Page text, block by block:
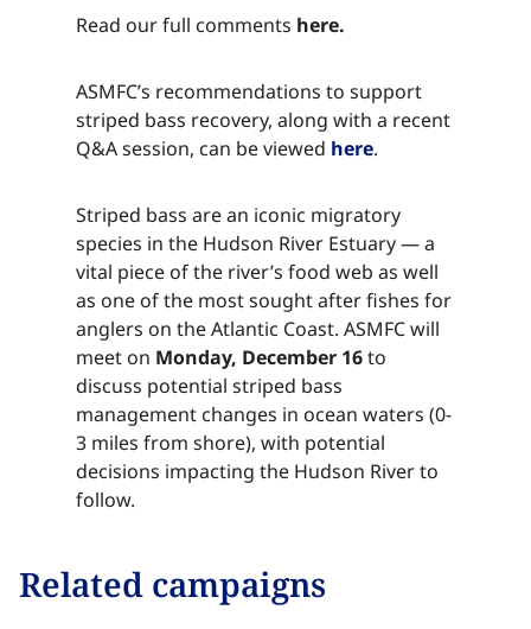
Read our full comments ​​​​‌ ‍ ​‍​‍‌‍ ‌ ​‍‌‍‍‌‌‍‌ ‌‍‍‌‌‍ ‍​‍​‍​ ‍‍​‍​‍‌ ​ ‌‍​‌‌‍ ‍‌‍‍‌‌ ‌​‌ ‍‌​‍ ‍‌‍‍‌‌‍ ​‍​‍​‍ ​​‍​‍‌‍‍​‌ ​‍‌‍‌‌‌‍‌‍​‍​‍​ ‍‍​‍​‍‌‍‍​‌ ‌​‌ ‌​‌ ​​‌ ​ ​ ‍‍​‍ ​‍ ‌‍​ ‌‍ ‌‌ ​ ​‍ ‍‌‍ ‌‌‍​‌‌‍‍‌‌‍ ‍​‍ ‍​ ​‍​ ​​​ ​‍​ ‌​‌ ​‍‌‍‌‌‌‍‌​‌‍‌‌‌ ​ ‌‍‍‌‌‍‌ ‌‍ ‍​‍ ‍‌ ​‍‌‍‍‌‌ ‌‍‌‍‌‌‌ ​‍‌‍‍ ‌‍‌‌‌‍‌‌‌ ​​‌‍‌‌‌ ​‍​‍ ‍‌‍ ‌ ​‍‌‍‌ ​‍ ‌‍‍‌‌‍ ‍‌ ‌​‌‍‌‌‌‍ ‍‌ ‌​​‍ ‌‍‌‌‌‍‌​‌‍‍‌‌ ‌​​‍ ‌‍ ‌‌‍ ‌‍‌​‌‍‌‌​ ‌‌ ​​‌ ​‍‌‍‌‌‌ ​ ‌‍‌‌‌‍ ‍‌ ‌​‌‍​‌‌ ‌​‌‍‍‌‌‍ ‌‍ ‍​ ‍ ‌‍‍‌‌‍‌​​ ‌​ ‍​‌‍‌‍​ ‌‌‌‍‌​​ ​‍​ ​‌​ ​‍‌‍‌‍​‍ ‌​ ​​‌‍​‍​ ‍‌​ ​​​‍ ‌​ ‌​‌‍​ ‌‍‌‍​ ‍​​‍ ‌‌‍​‌‌‍‌‍​ ​​​ ​‍​‍ ‌​ ‌​‌‍‌​​ ‌ ​ ​‌‌‍​ ‌‍​ ‌‍​ ​ ​‌‌‍‌‌​ ‍‌​ ‌ ‌‍​‌​ ‍ ‌ ‌​‌ ‍‌‌ ​​‌‍‌‌​ ‌‌‍​‌‌ ​‍‌ ‌​‌‍‍‌‌‍​ ‌‍ ​‌‍‌‌​ ‍ ‌ ​​‌‍​‌‌ ‌​‌‍‍​​ ‌‌‍​ ‌‍ ‌‍ ‍‌ ‌​‌‍‌‌‌‍ ‍‌ ‌​​‍‌‌​ ‌‌‌​​‍‌‌ ‌‍‍ ‌‍‌‌‌ ‍‌​‍‌‌​ ​ ‌​‌​​‍‌‌​ ​ ‌​‌​​‍‌‌​ ​‍​ ​‍​ ​‍​ ‌‍‌‍‌‍​ ​‍​ ​‍​ ‍‌​ ​​​ ‍‌​ ‌​​ ‌‍​ ​‍​ ‌ ​‍‌‌​ ​‍​ ​‍​‍‌‌​ ‌‌‌​‌​​‍ ‍‌‍​ ‌‍‍​‌‍‍‌‌‍ ​‌‍‌​‌ ​‍‌‍‌‌‌‍ ‍​‍‌‌​ ‌‌‌​​‍‌‌ ‌‍‍ ‌‍‌‌‌ ‍‌​‍‌‌​ ​ ‌​‌​​‍‌‌​ ​ ‌​‌​​‍‌‌​ ​‍​ ​‍​ ​‍​ ​​‌‍​‍‌‍​‌​ ‍​​ ‌‌​ ​ ​ ​‍​ ‌‍​ ​​​ ​‌‌‍​‍​ ​​​‍‌‌​ ​‍​ ​‍​‍‌‌​ ‌‌‌​‌​​‍ ‍‌ ‌​‌‍‌‌‌ ‍​‌ ‌​​ ‌‍​‍‌‍​‌‌ ​ ‌‍‌‌‌‌‌‌‌ ​‍‌‍ ​​ ‌‌‍‍​‌ ‌​‌ ‌​‌ ​​‌ ​ ​‍‌‌​ ​ ‌​​‌​‍‌‌​ ​‍‌​‌‍​‍‌‌​ ​‍‌​‌‍‌‍​ ‌‍ ‌‌ ​ ​‍ ‍‌‍ ‌‌‍​‌‌‍‍‌‌‍ ‍​‍ ‍​ ​‍​ ​​​ ​‍​ ‌​‌ ​‍‌‍‌‌‌‍‌​‌‍‌‌‌ ​ ‌‍‍‌‌‍‌ ‌‍ ‍​‍ ‍‌ ​‍‌‍‍‌‌ ‌‍‌‍‌‌‌ ​‍‌‍‍ ‌‍‌‌‌‍‌‌‌ ​​‌‍‌‌‌ ​‍​‍ ‍‌‍ ‌ ​‍‌‍‌ ​‍‌‍‌‍‍‌‌‍‌​​ ‌​ ‍​‌‍‌‍​ ‌‌‌‍‌​​ ​‍​ ​‌​ ​‍‌‍‌‍​‍ ‌​ ​​‌‍​‍​ ‍‌​ ​​​‍ ‌​ ‌​‌‍​ ‌‍‌‍​ ‍​​‍ ‌‌‍​‌‌‍‌‍​ ​​​ ​‍​‍ ‌​ ‌​‌‍‌​​ ‌ ​ ​‌‌‍​ ‌‍​ ‌‍​ ​ ​‌‌‍‌‌​ ‍‌​ ‌ ‌‍​‌​‍‌‍‌ ‌​‌ ‍‌‌ ​​‌‍‌‌​ ‌‌‍​‌‌ ​‍‌ ‌​‌‍‍‌‌‍​ ‌‍ ​‌‍‌‌​‍‌‍‌ ​​‌‍​‌‌ ‌​‌‍‍​​ ‌‌‍​ ‌‍ ‌‍ ‍‌ ‌​‌‍‌‌‌‍ ‍‌ ‌​​‍‌‌​ ‌‌‌​​‍‌‌ ‌‍‍ ‌‍‌‌‌ ‍‌​‍‌‌​ ​ ‌​‌​​‍‌‌​ ​ ‌​‌​​‍‌‌​ ​‍​ ​‍​ ​‍​ ‌‍‌‍‌‍​ ​‍​ ​‍​ ‍‌​ ​​​ ‍‌​ ‌​​ ‌‍​ ​‍​ ‌ ​‍‌‌​ ​‍​ ​‍​‍‌‌​ ‌‌‌​‌​​‍ ‍‌‍​ ‌‍‍​‌‍‍‌‌‍ ​‌‍‌​‌ ​‍‌‍‌‌‌‍ ‍​‍‌‌​ ‌‌‌​​‍‌‌ ‌‍‍ ‌‍‌‌‌ ‍‌​‍‌‌​ ​ ‌​‌​​‍‌‌​ ​ ‌​‌​​‍‌‌​ ​‍​ ​‍​ ​‍​ ​​‌‍​‍‌‍​‌​ ‍​​ ‌‌​ ​ ​ ​‍​ ‌‍​ ​​​ ​‌‌‍​‍​ ​​​‍‌‌​ ​‍​ ​‍​‍‌‌​ ‌‌‌​‌​​‍ ‍‌ ‌​‌‍‌‌‌ ‍​‌ ‌​​‍‌‍‌ ​​‌‍‌‌‌ ​‍‌ ​ ‌ ​​‌‍‌‌‌‍​ ‌ ‌​‌‍‍‌‌ ‌‍‌‍‌‌​ ‌‌ ​​‌ ‌‌‌‍​‍‌‍ ​‌‍‍‌‌ ​ ‌‍‍​‌‍‌‌‌‍‌​​‍​‍‌ ‌ here.​​​​‌ ‍ ​‍​‍‌‍ ‌ ​‍‌‍‍‌‌‍‌ ‌‍‍‌‌‍ ‍​‍​‍​ ‍‍​‍​‍‌ ​ ‌‍​‌‌‍ ‍‌‍‍‌‌ ‌​‌ ‍‌​‍ ‍‌‍‍‌‌‍ ​‍​‍​‍ ​​‍​‍‌‍‍​‌ ​‍‌‍‌‌‌‍‌‍​‍​‍​ ‍‍​‍​‍‌‍‍​‌ ‌​‌ ‌​‌ ​​‌ ​ ​ ‍‍​‍ ​‍ ‌‍​ ‌‍ ‌‌ ​ ​‍ ‍‌‍ ‌‌‍​‌‌‍‍‌‌‍ ‍​‍ ‍​ ​‍​ ​​​ ​‍​ ‌​‌ ​‍‌‍‌‌‌‍‌​‌‍‌‌‌ ​ ‌‍‍‌‌‍‌ ‌‍ ‍​‍ ‍‌ ​‍‌‍‍‌‌ ‌‍‌‍‌‌‌ ​‍‌‍‍ ‌‍‌‌‌‍‌‌‌ ​​‌‍‌‌‌ ​‍​‍ ‍‌‍ ‌ ​‍‌‍‌ ​‍ ‌‍‍‌‌‍ ‍‌ ‌​‌‍‌‌‌‍ ‍‌ ‌​​‍ ‌‍‌‌‌‍‌​‌‍‍‌‌ ‌​​‍ ‌‍ ‌‌‍ ‌‍‌​‌‍‌‌​ ‌‌ ​​‌ ​‍‌‍‌‌‌ ​ ‌‍‌‌‌‍ ‍‌ ‌​‌‍​‌‌ ‌​‌‍‍‌‌‍ ‌‍ ‍​ ‍ ‌‍‍‌‌‍‌​​ ‌​ ‍​‌‍‌‍​ ‌‌‌‍‌​​ ​‍​ ​‌​ ​‍‌‍‌‍​‍ ‌​ ​​‌‍​‍​ ‍‌​ ​​​‍ ‌​ ‌​‌‍​ ‌‍‌‍​ ‍​​‍ ‌‌‍​‌‌‍‌‍​ ​​​ ​‍​‍ ‌​ ‌​‌‍‌​​ ‌ ​ ​‌‌‍​ ‌‍​ ‌‍​ ​ ​‌‌‍‌‌​ ‍‌​ ‌ ‌‍​‌​ ‍ ‌ ‌​‌ ‍‌‌ ​​‌‍‌‌​ ‌‌‍​‌‌ ​‍‌ ‌​‌‍‍‌‌‍​ ‌‍ ​‌‍‌‌​ ‍ ‌ ​​‌‍​‌‌ ‌​‌‍‍​​ ‌‌‍​ ‌‍ ‌‍ ‍‌ ‌​‌‍‌‌‌‍ ‍‌ ‌​​‍‌‌​ ‌‌‌​​‍‌‌ ‌‍‍ ‌‍‌‌‌ ‍‌​‍‌‌​ ​ ‌​‌​​‍‌‌​ ​ ‌​‌​​‍‌‌​ ​‍​ ​‍​ ​‍​ ‌‍‌‍‌‍​ ​‍​ ​‍​ ‍‌​ ​​​ ‍‌​ ‌​​ ‌‍​ ​‍​ ‌ ​‍‌‌​ ​‍​ ​‍​‍‌‌​ ‌‌‌​‌​​‍ ‍‌‍​ ‌‍‍​‌‍‍‌‌‍ ​‌‍‌​‌ ​‍‌‍‌‌‌‍ ‍​‍‌‌​ ‌‌‌​​‍‌‌ ‌‍‍ ‌‍‌‌‌ ‍‌​‍‌‌​ ​ ‌​‌​​‍‌‌​ ​ ‌​‌​​‍‌‌​ ​‍​ ​‍‌‍​‍​ ‌‍‌‍‌​​ ‌​​ ‌‌​ ​​​ ​ ‌‍‌‌‌‍‌‌‌‍‌‌​ ‌​​ ​‌​‍‌‌​ ​‍​ ​‍​‍‌‌​ ‌‌‌​‌​​‍ ‍‌ ‌​‌‍‌‌‌ ‍​‌ ‌​​ ‌‍​‍‌‍​‌‌ ​ ‌‍‌‌‌‌‌‌‌ ​‍‌‍ ​​ ‌‌‍‍​‌ ‌​‌ ‌​‌ ​​‌ ​ ​‍‌‌​ ​ ‌​​‌​‍‌‌​ ​‍‌​‌‍​‍‌‌​ ​‍‌​‌‍‌‍​ ‌‍ ‌‌ ​ ​‍ ‍‌‍ ‌‌‍​‌‌‍‍‌‌‍ ‍​‍ ‍​ ​‍​ ​​​ ​‍​ ‌​‌ ​‍‌‍‌‌‌‍‌​‌‍‌‌‌ ​ ‌‍‍‌‌‍‌ ‌‍ ‍​‍ ‍‌ ​‍‌‍‍‌‌ ‌‍‌‍‌‌‌ ​‍‌‍‍ ‌‍‌‌‌‍‌‌‌ ​​‌‍‌‌‌ ​‍​‍ ‍‌‍ ‌ ​‍‌‍‌ ​‍‌‍‌‍‍‌‌‍‌​​ ‌​ ‍​‌‍‌‍​ ‌‌‌‍‌​​ ​‍​ ​‌​ ​‍‌‍‌‍​‍ ‌​ ​​‌‍​‍​ ‍‌​ ​​​‍ ‌​ ‌​‌‍​ ‌‍‌‍​ ‍​​‍ ‌‌‍​‌‌‍‌‍​ ​​​ ​‍​‍ ‌​ ‌​‌‍‌​​ ‌ ​ ​‌‌‍​ ‌‍​ ‌‍​ ​ ​‌‌‍‌‌​ ‍‌​ ‌ ‌‍​‌​‍‌‍‌ ‌​‌ ‍‌‌ ​​‌‍‌‌​ ‌‌‍​‌‌ ​‍‌ ‌​‌‍‍‌‌‍​ ‌‍ ​‌‍‌‌​‍‌‍‌ ​​‌‍​‌‌ ‌​‌‍‍​​ ‌‌‍​ ‌‍ ‌‍ ‍‌ ‌​‌‍‌‌‌‍ ‍‌ ‌​​‍‌‌​ ‌‌‌​​‍‌‌ ‌‍‍ ‌‍‌‌‌ ‍‌​‍‌‌​ ​ ‌​‌​​‍‌‌​ ​ ‌​‌​​‍‌‌​ ​‍​ ​‍​ ​‍​ ‌‍‌‍‌‍​ ​‍​ ​‍​ ‍‌​ ​​​ ‍‌​ ‌​​ ‌‍​ ​‍​ ‌ ​‍‌‌​ ​‍​ ​‍​‍‌‌​ ‌‌‌​‌​​‍ ‍‌‍​ ‌‍‍​‌‍‍‌‌‍ ​‌‍‌​‌ ​‍‌‍‌‌‌‍ ‍​‍‌‌​ ‌‌‌​​‍‌‌ ‌‍‍ ‌‍‌‌‌ ‍‌​‍‌‌​ ​ ‌​‌​​‍‌‌​ ​ ‌​‌​​‍‌‌​ ​‍​ ​‍‌‍​‍​ ‌‍‌‍‌​​ ‌​​ ‌‌​ ​​​ ​ ‌‍‌‌‌‍‌‌‌‍‌‌​ ‌​​ ​‌​‍‌‌​ ​‍​ ​‍​‍‌‌​ ‌‌‌​‌​​‍ ‍‌ ‌​‌‍‌‌‌ ‍​‌ ‌​​‍‌‍‌ ​​‌‍‌‌‌ ​‍‌ ​ ‌ ​​‌‍‌‌‌‍​ ‌ ‌​‌‍‍‌‌ ‌‍‌‍‌‌​ ‌‌ ​​‌ ‌‌‌‍​‍‌‍ ​‌‍‍‌‌ ​ ‌‍‍​‌‍‌‌‌‍‌​​‍​‍‌ ‌
ASMFC’s recommendations to support
striped bass recovery, along with a recent
Q&A session, can be viewed ​​​​‌ ‍ ​‍​‍‌‍ ‌ ​‍‌‍‍‌‌‍‌ ‌‍‍‌‌‍ ‍​‍​‍​ ‍‍​‍​‍‌ ​ ‌‍​‌‌‍ ‍‌‍‍‌‌ ‌​‌ ‍‌​‍ ‍‌‍‍‌‌‍ ​‍​‍​‍ ​​‍​‍‌‍‍​‌ ​‍‌‍‌‌‌‍‌‍​‍​‍​ ‍‍​‍​‍‌‍‍​‌ ‌​‌ ‌​‌ ​​‌ ​ ​ ‍‍​‍ ​‍ ‌‍​ ‌‍ ‌‌ ​ ​‍ ‍‌‍ ‌‌‍​‌‌‍‍‌‌‍ ‍​‍ ‍​ ​‍​ ​​​ ​‍​ ‌​‌ ​‍‌‍‌‌‌‍‌​‌‍‌‌‌ ​ ‌‍‍‌‌‍‌ ‌‍ ‍​‍ ‍‌ ​‍‌‍‍‌‌ ‌‍‌‍‌‌‌ ​‍‌‍‍ ‌‍‌‌‌‍‌‌‌ ​​‌‍‌‌‌ ​‍​‍ ‍‌‍ ‌ ​‍‌‍‌ ​‍ ‌‍‍‌‌‍ ‍‌ ‌​‌‍‌‌‌‍ ‍‌ ‌​​‍ ‌‍‌‌‌‍‌​‌‍‍‌‌ ‌​​‍ ‌‍ ‌‌‍ ‌‍‌​‌‍‌‌​ ‌‌ ​​‌ ​‍‌‍‌‌‌ ​ ‌‍‌‌‌‍ ‍‌ ‌​‌‍​‌‌ ‌​‌‍‍‌‌‍ ‌‍ ‍​ ‍ ‌‍‍‌‌‍‌​​ ‌​ ‍​‌‍‌‍​ ‌‌‌‍‌​​ ​‍​ ​‌​ ​‍‌‍‌‍​‍ ‌​ ​​‌‍​‍​ ‍‌​ ​​​‍ ‌​ ‌​‌‍​ ‌‍‌‍​ ‍​​‍ ‌‌‍​‌‌‍‌‍​ ​​​ ​‍​‍ ‌​ ‌​‌‍‌​​ ‌ ​ ​‌‌‍​ ‌‍​ ‌‍​ ​ ​‌‌‍‌‌​ ‍‌​ ‌ ‌‍​‌​ ‍ ‌ ‌​‌ ‍‌‌ ​​‌‍‌‌​ ‌‌‍​‌‌ ​‍‌ ‌​‌‍‍‌‌‍​ ‌‍ ​‌‍‌‌​ ‍ ‌ ​​‌‍​‌‌ ‌​‌‍‍​​ ‌‌‍​ ‌‍ ‌‍ ‍‌ ‌​‌‍‌‌‌‍ ‍‌ ‌​​‍‌‌​ ‌‌‌​​‍‌‌ ‌‍‍ ‌‍‌‌‌ ‍‌​‍‌‌​ ​ ‌​‌​​‍‌‌​ ​ ‌​‌​​‍‌‌​ ​‍​ ​‍‌‍​‌‌‍‌‌​ ‍‌‌‍‌‌​ ‌​​ ‌ ​ ​​​ ‌ ‌‍​‌​ ‍​‌‍​‌​ ‌ ​‍‌‌​ ​‍​ ​‍​‍‌‌​ ‌‌‌​‌​​‍ ‍‌‍​ ‌‍‍​‌‍‍‌‌‍ ​‌‍‌​‌ ​‍‌‍‌‌‌‍ ‍​‍‌‌​ ‌‌‌​​‍‌‌ ‌‍‍ ‌‍‌‌‌ ‍‌​‍‌‌​ ​ ‌​‌​​‍‌‌​ ​ ‌​‌​​‍‌‌​ ​‍​ ​‍​ ‌‍​ ‍‌​ ‌​‌‍​‍​ ​ ​ ‍​​ ​‍​ ​ ‌‍​‍‌‍​‍‌‍‌‍​ ‍‌​ ​​​‍‌‌​ ​‍​ ​‍​‍‌‌​ ‌‌‌​‌​​‍ ‍‌ ‌​‌‍‌‌‌ ‍​‌ ‌​​ ‌‍​‍‌‍​‌‌ ​ ‌‍‌‌‌‌‌‌‌ ​‍‌‍ ​​ ‌‌‍‍​‌ ‌​‌ ‌​‌ ​​‌ ​ ​‍‌‌​ ​ ‌​​‌​‍‌‌​ ​‍‌​‌‍​‍‌‌​ ​‍‌​‌‍‌‍​ ‌‍ ‌‌ ​ ​‍ ‍‌‍ ‌‌‍​‌‌‍‍‌‌‍ ‍​‍ ‍​ ​‍​ ​​​ ​‍​ ‌​‌ ​‍‌‍‌‌‌‍‌​‌‍‌‌‌ ​ ‌‍‍‌‌‍‌ ‌‍ ‍​‍ ‍‌ ​‍‌‍‍‌‌ ‌‍‌‍‌‌‌ ​‍‌‍‍ ‌‍‌‌‌‍‌‌‌ ​​‌‍‌‌‌ ​‍​‍ ‍‌‍ ‌ ​‍‌‍‌ ​‍‌‍‌‍‍‌‌‍‌​​ ‌​ ‍​‌‍‌‍​ ‌‌‌‍‌​​ ​‍​ ​‌​ ​‍‌‍‌‍​‍ ‌​ ​​‌‍​‍​ ‍‌​ ​​​‍ ‌​ ‌​‌‍​ ‌‍‌‍​ ‍​​‍ ‌‌‍​‌‌‍‌‍​ ​​​ ​‍​‍ ‌​ ‌​‌‍‌​​ ‌ ​ ​‌‌‍​ ‌‍​ ‌‍​ ​ ​‌‌‍‌‌​ ‍‌​ ‌ ‌‍​‌​‍‌‍‌ ‌​‌ ‍‌‌ ​​‌‍‌‌​ ‌‌‍​‌‌ ​‍‌ ‌​‌‍‍‌‌‍​ ‌‍ ​‌‍‌‌​‍‌‍‌ ​​‌‍​‌‌ ‌​‌‍‍​​ ‌‌‍​ ‌‍ ‌‍ ‍‌ ‌​‌‍‌‌‌‍ ‍‌ ‌​​‍‌‌​ ‌‌‌​​‍‌‌ ‌‍‍ ‌‍‌‌‌ ‍‌​‍‌‌​ ​ ‌​‌​​‍‌‌​ ​ ‌​‌​​‍‌‌​ ​‍​ ​‍‌‍​‌‌‍‌‌​ ‍‌‌‍‌‌​ ‌​​ ‌ ​ ​​​ ‌ ‌‍​‌​ ‍​‌‍​‌​ ‌ ​‍‌‌​ ​‍​ ​‍​‍‌‌​ ‌‌‌​‌​​‍ ‍‌‍​ ‌‍‍​‌‍‍‌‌‍ ​‌‍‌​‌ ​‍‌‍‌‌‌‍ ‍​‍‌‌​ ‌‌‌​​‍‌‌ ‌‍‍ ‌‍‌‌‌ ‍‌​‍‌‌​ ​ ‌​‌​​‍‌‌​ ​ ‌​‌​​‍‌‌​ ​‍​ ​‍​ ‌‍​ ‍‌​ ‌​‌‍​‍​ ​ ​ ‍​​ ​‍​ ​ ‌‍​‍‌‍​‍‌‍‌‍​ ‍‌​ ​​​‍‌‌​ ​‍​ ​‍​‍‌‌​ ‌‌‌​‌​​‍ ‍‌ ‌​‌‍‌‌‌ ‍​‌ ‌​​‍‌‍‌ ​​‌‍‌‌‌ ​‍‌ ​ ‌ ​​‌‍‌‌‌‍​ ‌ ‌​‌‍‍‌‌ ‌‍‌‍‌‌​ ‌‌ ​​‌ ‌‌‌‍​‍‌‍ ​‌‍‍‌‌ ​ ‌‍‍​‌‍‌‌‌‍‌​​‍​‍‌ ‌ here​​​​‌ ‍ ​‍​‍‌‍ ‌ ​‍‌‍‍‌‌‍‌ ‌‍‍‌‌‍ ‍​‍​‍​ ‍‍​‍​‍‌ ​ ‌‍​‌‌‍ ‍‌‍‍‌‌ ‌​‌ ‍‌​‍ ‍‌‍‍‌‌‍ ​‍​‍​‍ ​​‍​‍‌‍‍​‌ ​‍‌‍‌‌‌‍‌‍​‍​‍​ ‍‍​‍​‍‌‍‍​‌ ‌​‌ ‌​‌ ​​‌ ​ ​ ‍‍​‍ ​‍ ‌‍​ ‌‍ ‌‌ ​ ​‍ ‍‌‍ ‌‌‍​‌‌‍‍‌‌‍ ‍​‍ ‍​ ​‍​ ​​​ ​‍​ ‌​‌ ​‍‌‍‌‌‌‍‌​‌‍‌‌‌ ​ ‌‍‍‌‌‍‌ ‌‍ ‍​‍ ‍‌ ​‍‌‍‍‌‌ ‌‍‌‍‌‌‌ ​‍‌‍‍ ‌‍‌‌‌‍‌‌‌ ​​‌‍‌‌‌ ​‍​‍ ‍‌‍ ‌ ​‍‌‍‌ ​‍ ‌‍‍‌‌‍ ‍‌ ‌​‌‍‌‌‌‍ ‍‌ ‌​​‍ ‌‍‌‌‌‍‌​‌‍‍‌‌ ‌​​‍ ‌‍ ‌‌‍ ‌‍‌​‌‍‌‌​ ‌‌ ​​‌ ​‍‌‍‌‌‌ ​ ‌‍‌‌‌‍ ‍‌ ‌​‌‍​‌‌ ‌​‌‍‍‌‌‍ ‌‍ ‍​ ‍ ‌‍‍‌‌‍‌​​ ‌​ ‍​‌‍‌‍​ ‌‌‌‍‌​​ ​‍​ ​‌​ ​‍‌‍‌‍​‍ ‌​ ​​‌‍​‍​ ‍‌​ ​​​‍ ‌​ ‌​‌‍​ ‌‍‌‍​ ‍​​‍ ‌‌‍​‌‌‍‌‍​ ​​​ ​‍​‍ ‌​ ‌​‌‍‌​​ ‌ ​ ​‌‌‍​ ‌‍​ ‌‍​ ​ ​‌‌‍‌‌​ ‍‌​ ‌ ‌‍​‌​ ‍ ‌ ‌​‌ ‍‌‌ ​​‌‍‌‌​ ‌‌‍​‌‌ ​‍‌ ‌​‌‍‍‌‌‍​ ‌‍ ​‌‍‌‌​ ‍ ‌ ​​‌‍​‌‌ ‌​‌‍‍​​ ‌‌‍​ ‌‍ ‌‍ ‍‌ ‌​‌‍‌‌‌‍ ‍‌ ‌​​‍‌‌​ ‌‌‌​​‍‌‌ ‌‍‍ ‌‍‌‌‌ ‍‌​‍‌‌​ ​ ‌​‌​​‍‌‌​ ​ ‌​‌​​‍‌‌​ ​‍​ ​‍‌‍​‌‌‍‌‌​ ‍‌‌‍‌‌​ ‌​​ ‌ ​ ​​​ ‌ ‌‍​‌​ ‍​‌‍​‌​ ‌ ​‍‌‌​ ​‍​ ​‍​‍‌‌​ ‌‌‌​‌​​‍ ‍‌‍​ ‌‍‍​‌‍‍‌‌‍ ​‌‍‌​‌ ​‍‌‍‌‌‌‍ ‍​‍‌‌​ ‌‌‌​​‍‌‌ ‌‍‍ ‌‍‌‌‌ ‍‌​‍‌‌​ ​ ‌​‌​​‍‌‌​ ​ ‌​‌​​‍‌‌​ ​‍​ ​‍​ ‌‍​ ‍‌​ ‌​‌‍​‍​ ​ ​ ‍​​ ​‍​ ​ ‌‍​‍‌‍​‍‌‍‌‍​ ‍‌​ ​‌​‍‌‌​ ​‍​ ​‍​‍‌‌​ ‌‌‌​‌​​‍ ‍‌ ‌​‌‍‌‌‌ ‍​‌ ‌​​ ‌‍​‍‌‍​‌‌ ​ ‌‍‌‌‌‌‌‌‌ ​‍‌‍ ​​ ‌‌‍‍​‌ ‌​‌ ‌​‌ ​​‌ ​ ​‍‌‌​ ​ ‌​​‌​‍‌‌​ ​‍‌​‌‍​‍‌‌​ ​‍‌​‌‍‌‍​ ‌‍ ‌‌ ​ ​‍ ‍‌‍ ‌‌‍​‌‌‍‍‌‌‍ ‍​‍ ‍​ ​‍​ ​​​ ​‍​ ‌​‌ ​‍‌‍‌‌‌‍‌​‌‍‌‌‌ ​ ‌‍‍‌‌‍‌ ‌‍ ‍​‍ ‍‌ ​‍‌‍‍‌‌ ‌‍‌‍‌‌‌ ​‍‌‍‍ ‌‍‌‌‌‍‌‌‌ ​​‌‍‌‌‌ ​‍​‍ ‍‌‍ ‌ ​‍‌‍‌ ​‍‌‍‌‍‍‌‌‍‌​​ ‌​ ‍​‌‍‌‍​ ‌‌‌‍‌​​ ​‍​ ​‌​ ​‍‌‍‌‍​‍ ‌​ ​​‌‍​‍​ ‍‌​ ​​​‍ ‌​ ‌​‌‍​ ‌‍‌‍​ ‍​​‍ ‌‌‍​‌‌‍‌‍​ ​​​ ​‍​‍ ‌​ ‌​‌‍‌​​ ‌ ​ ​‌‌‍​ ‌‍​ ‌‍​ ​ ​‌‌‍‌‌​ ‍‌​ ‌ ‌‍​‌​‍‌‍‌ ‌​‌ ‍‌‌ ​​‌‍‌‌​ ‌‌‍​‌‌ ​‍‌ ‌​‌‍‍‌‌‍​ ‌‍ ​‌‍‌‌​‍‌‍‌ ​​‌‍​‌‌ ‌​‌‍‍​​ ‌‌‍​ ‌‍ ‌‍ ‍‌ ‌​‌‍‌‌‌‍ ‍‌ ‌​​‍‌‌​ ‌‌‌​​‍‌‌ ‌‍‍ ‌‍‌‌‌ ‍‌​‍‌‌​ ​ ‌​‌​​‍‌‌​ ​ ‌​‌​​‍‌‌​ ​‍​ ​‍‌‍​‌‌‍‌‌​ ‍‌‌‍‌‌​ ‌​​ ‌ ​ ​​​ ‌ ‌‍​‌​ ‍​‌‍​‌​ ‌ ​‍‌‌​ ​‍​ ​‍​‍‌‌​ ‌‌‌​‌​​‍ ‍‌‍​ ‌‍‍​‌‍‍‌‌‍ ​‌‍‌​‌ ​‍‌‍‌‌‌‍ ‍​‍‌‌​ ‌‌‌​​‍‌‌ ‌‍‍ ‌‍‌‌‌ ‍‌​‍‌‌​ ​ ‌​‌​​‍‌‌​ ​ ‌​‌​​‍‌‌​ ​‍​ ​‍​ ‌‍​ ‍‌​ ‌​‌‍​‍​ ​ ​ ‍​​ ​‍​ ​ ‌‍​‍‌‍​‍‌‍‌‍​ ‍‌​ ​‌​‍‌‌​ ​‍​ ​‍​‍‌‌​ ‌‌‌​‌​​‍ ‍‌ ‌​‌‍‌‌‌ ‍​‌ ‌​​‍‌‍‌ ​​‌‍‌‌‌ ​‍‌ ​ ‌ ​​‌‍‌‌‌‍​ ‌ ‌​‌‍‍‌‌ ‌‍‌‍‌‌​ ‌‌ ​​‌ ‌‌‌‍​‍‌‍ ​‌‍‍‌‌ ​ ‌‍‍​‌‍‌‌‌‍‌​​‍​‍‌ ‌.​​​​‌ ‍ ​‍​‍‌‍ ‌ ​‍‌‍‍‌‌‍‌ ‌‍‍‌‌‍ ‍​‍​‍​ ‍‍​‍​‍‌ ​ ‌‍​‌‌‍ ‍‌‍‍‌‌ ‌​‌ ‍‌​‍ ‍‌‍‍‌‌‍ ​‍​‍​‍ ​​‍​‍‌‍‍​‌ ​‍‌‍‌‌‌‍‌‍​‍​‍​ ‍‍​‍​‍‌‍‍​‌ ‌​‌ ‌​‌ ​​‌ ​ ​ ‍‍​‍ ​‍ ‌‍​ ‌‍ ‌‌ ​ ​‍ ‍‌‍ ‌‌‍​‌‌‍‍‌‌‍ ‍​‍ ‍​ ​‍​ ​​​ ​‍​ ‌​‌ ​‍‌‍‌‌‌‍‌​‌‍‌‌‌ ​ ‌‍‍‌‌‍‌ ‌‍ ‍​‍ ‍‌ ​‍‌‍‍‌‌ ‌‍‌‍‌‌‌ ​‍‌‍‍ ‌‍‌‌‌‍‌‌‌ ​​‌‍‌‌‌ ​‍​‍ ‍‌‍ ‌ ​‍‌‍‌ ​‍ ‌‍‍‌‌‍ ‍‌ ‌​‌‍‌‌‌‍ ‍‌ ‌​​‍ ‌‍‌‌‌‍‌​‌‍‍‌‌ ‌​​‍ ‌‍ ‌‌‍ ‌‍‌​‌‍‌‌​ ‌‌ ​​‌ ​‍‌‍‌‌‌ ​ ‌‍‌‌‌‍ ‍‌ ‌​‌‍​‌‌ ‌​‌‍‍‌‌‍ ‌‍ ‍​ ‍ ‌‍‍‌‌‍‌​​ ‌​ ‍​‌‍‌‍​ ‌‌‌‍‌​​ ​‍​ ​‌​ ​‍‌‍‌‍​‍ ‌​ ​​‌‍​‍​ ‍‌​ ​​​‍ ‌​ ‌​‌‍​ ‌‍‌‍​ ‍​​‍ ‌‌‍​‌‌‍‌‍​ ​​​ ​‍​‍ ‌​ ‌​‌‍‌​​ ‌ ​ ​‌‌‍​ ‌‍​ ‌‍​ ​ ​‌‌‍‌‌​ ‍‌​ ‌ ‌‍​‌​ ‍ ‌ ‌​‌ ‍‌‌ ​​‌‍‌‌​ ‌‌‍​‌‌ ​‍‌ ‌​‌‍‍‌‌‍​ ‌‍ ​‌‍‌‌​ ‍ ‌ ​​‌‍​‌‌ ‌​‌‍‍​​ ‌‌‍​ ‌‍ ‌‍ ‍‌ ‌​‌‍‌‌‌‍ ‍‌ ‌​​‍‌‌​ ‌‌‌​​‍‌‌ ‌‍‍ ‌‍‌‌‌ ‍‌​‍‌‌​ ​ ‌​‌​​‍‌‌​ ​ ‌​‌​​‍‌‌​ ​‍​ ​‍‌‍​‌‌‍‌‌​ ‍‌‌‍‌‌​ ‌​​ ‌ ​ ​​​ ‌ ‌‍​‌​ ‍​‌‍​‌​ ‌ ​‍‌‌​ ​‍​ ​‍​‍‌‌​ ‌‌‌​‌​​‍ ‍‌‍​ ‌‍‍​‌‍‍‌‌‍ ​‌‍‌​‌ ​‍‌‍‌‌‌‍ ‍​‍‌‌​ ‌‌‌​​‍‌‌ ‌‍‍ ‌‍‌‌‌ ‍‌​‍‌‌​ ​ ‌​‌​​‍‌‌​ ​ ‌​‌​​‍‌‌​ ​‍​ ​‍​ ‌‍​ ‍‌​ ‌​‌‍​‍​ ​ ​ ‍​​ ​‍​ ​ ‌‍​‍‌‍​‍‌‍‌‍​ ‍‌​ ​‍​‍‌‌​ ​‍​ ​‍​‍‌‌​ ‌‌‌​‌​​‍ ‍‌ ‌​‌‍‌‌‌ ‍​‌ ‌​​ ‌‍​‍‌‍​‌‌ ​ ‌‍‌‌‌‌‌‌‌ ​‍‌‍ ​​ ‌‌‍‍​‌ ‌​‌ ‌​‌ ​​‌ ​ ​‍‌‌​ ​ ‌​​‌​‍‌‌​ ​‍‌​‌‍​‍‌‌​ ​‍‌​‌‍‌‍​ ‌‍ ‌‌ ​ ​‍ ‍‌‍ ‌‌‍​‌‌‍‍‌‌‍ ‍​‍ ‍​ ​‍​ ​​​ ​‍​ ‌​‌ ​‍‌‍‌‌‌‍‌​‌‍‌‌‌ ​ ‌‍‍‌‌‍‌ ‌‍ ‍​‍ ‍‌ ​‍‌‍‍‌‌ ‌‍‌‍‌‌‌ ​‍‌‍‍ ‌‍‌‌‌‍‌‌‌ ​​‌‍‌‌‌ ​‍​‍ ‍‌‍ ‌ ​‍‌‍‌ ​‍‌‍‌‍‍‌‌‍‌​​ ‌​ ‍​‌‍‌‍​ ‌‌‌‍‌​​ ​‍​ ​‌​ ​‍‌‍‌‍​‍ ‌​ ​​‌‍​‍​ ‍‌​ ​​​‍ ‌​ ‌​‌‍​ ‌‍‌‍​ ‍​​‍ ‌‌‍​‌‌‍‌‍​ ​​​ ​‍​‍ ‌​ ‌​‌‍‌​​ ‌ ​ ​‌‌‍​ ‌‍​ ‌‍​ ​ ​‌‌‍‌‌​ ‍‌​ ‌ ‌‍​‌​‍‌‍‌ ‌​‌ ‍‌‌ ​​‌‍‌‌​ ‌‌‍​‌‌ ​‍‌ ‌​‌‍‍‌‌‍​ ‌‍ ​‌‍‌‌​‍‌‍‌ ​​‌‍​‌‌ ‌​‌‍‍​​ ‌‌‍​ ‌‍ ‌‍ ‍‌ ‌​‌‍‌‌‌‍ ‍‌ ‌​​‍‌‌​ ‌‌‌​​‍‌‌ ‌‍‍ ‌‍‌‌‌ ‍‌​‍‌‌​ ​ ‌​‌​​‍‌‌​ ​ ‌​‌​​‍‌‌​ ​‍​ ​‍‌‍​‌‌‍‌‌​ ‍‌‌‍‌‌​ ‌​​ ‌ ​ ​​​ ‌ ‌‍​‌​ ‍​‌‍​‌​ ‌ ​‍‌‌​ ​‍​ ​‍​‍‌‌​ ‌‌‌​‌​​‍ ‍‌‍​ ‌‍‍​‌‍‍‌‌‍ ​‌‍‌​‌ ​‍‌‍‌‌‌‍ ‍​‍‌‌​ ‌‌‌​​‍‌‌ ‌‍‍ ‌‍‌‌‌ ‍‌​‍‌‌​ ​ ‌​‌​​‍‌‌​ ​ ‌​‌​​‍‌‌​ ​‍​ ​‍​ ‌‍​ ‍‌​ ‌​‌‍​‍​ ​ ​ ‍​​ ​‍​ ​ ‌‍​‍‌‍​‍‌‍‌‍​ ‍‌​ ​‍​‍‌‌​ ​‍​ ​‍​‍‌‌​ ‌‌‌​‌​​‍ ‍‌ ‌​‌‍‌‌‌ ‍​‌ ‌​​‍‌‍‌ ​​‌‍‌‌‌ ​‍‌ ​ ‌ ​​‌‍‌‌‌‍​ ‌ ‌​‌‍‍‌‌ ‌‍‌‍‌‌​ ‌‌ ​​‌ ‌‌‌‍​‍‌‍ ​‌‍‍‌‌ ​ ‌‍‍​‌‍‌‌‌‍‌​​‍​‍‌ ‌
Striped bass are an iconic migratory
species in the Hudson River Estuary — a
vital piece of the river’s food web as well
as one of the most sought after fishes for
anglers on the Atlantic Coast. ASMFC will
meet on ​​​​‌ ‍ ​‍​‍‌‍ ‌ ​‍‌‍‍‌‌‍‌ ‌‍‍‌‌‍ ‍​‍​‍​ ‍‍​‍​‍‌ ​ ‌‍​‌‌‍ ‍‌‍‍‌‌ ‌​‌ ‍‌​‍ ‍‌‍‍‌‌‍ ​‍​‍​‍ ​​‍​‍‌‍‍​‌ ​‍‌‍‌‌‌‍‌‍​‍​‍​ ‍‍​‍​‍‌‍‍​‌ ‌​‌ ‌​‌ ​​‌ ​ ​ ‍‍​‍ ​‍ ‌‍​ ‌‍ ‌‌ ​ ​‍ ‍‌‍ ‌‌‍​‌‌‍‍‌‌‍ ‍​‍ ‍​ ​‍​ ​​​ ​‍​ ‌​‌ ​‍‌‍‌‌‌‍‌​‌‍‌‌‌ ​ ‌‍‍‌‌‍‌ ‌‍ ‍​‍ ‍‌ ​‍‌‍‍‌‌ ‌‍‌‍‌‌‌ ​‍‌‍‍ ‌‍‌‌‌‍‌‌‌ ​​‌‍‌‌‌ ​‍​‍ ‍‌‍ ‌ ​‍‌‍‌ ​‍ ‌‍‍‌‌‍ ‍‌ ‌​‌‍‌‌‌‍ ‍‌ ‌​​‍ ‌‍‌‌‌‍‌​‌‍‍‌‌ ‌​​‍ ‌‍ ‌‌‍ ‌‍‌​‌‍‌‌​ ‌‌ ​​‌ ​‍‌‍‌‌‌ ​ ‌‍‌‌‌‍ ‍‌ ‌​‌‍​‌‌ ‌​‌‍‍‌‌‍ ‌‍ ‍​ ‍ ‌‍‍‌‌‍‌​​ ‌​ ‍​‌‍‌‍​ ‌‌‌‍‌​​ ​‍​ ​‌​ ​‍‌‍‌‍​‍ ‌​ ​​‌‍​‍​ ‍‌​ ​​​‍ ‌​ ‌​‌‍​ ‌‍‌‍​ ‍​​‍ ‌‌‍​‌‌‍‌‍​ ​​​ ​‍​‍ ‌​ ‌​‌‍‌​​ ‌ ​ ​‌‌‍​ ‌‍​ ‌‍​ ​ ​‌‌‍‌‌​ ‍‌​ ‌ ‌‍​‌​ ‍ ‌ ‌​‌ ‍‌‌ ​​‌‍‌‌​ ‌‌‍​‌‌ ​‍‌ ‌​‌‍‍‌‌‍​ ‌‍ ​‌‍‌‌​ ‍ ‌ ​​‌‍​‌‌ ‌​‌‍‍​​ ‌‌‍​ ‌‍ ‌‍ ‍‌ ‌​‌‍‌‌‌‍ ‍‌ ‌​​‍‌‌​ ‌‌‌​​‍‌‌ ‌‍‍ ‌‍‌‌‌ ‍‌​‍‌‌​ ​ ‌​‌​​‍‌‌​ ​ ‌​‌​​‍‌‌​ ​‍​ ​‍​ ​​​ ​ ​ ​ ‌‍‌​‌‍‌‍​ ‍​​ ​ ​ ​‌​ ​ ​ ​ ‌‍‌​‌‍‌‌​‍‌‌​ ​‍​ ​‍​‍‌‌​ ‌‌‌​‌​​‍ ‍‌‍​ ‌‍‍​‌‍‍‌‌‍ ​‌‍‌​‌ ​‍‌‍‌‌‌‍ ‍​‍‌‌​ ‌‌‌​​‍‌‌ ‌‍‍ ‌‍‌‌‌ ‍‌​‍‌‌​ ​ ‌​‌​​‍‌‌​ ​ ‌​‌​​‍‌‌​ ​‍​ ​‍‌‍​ ​ ‌​​ ​ ​ ‍‌​ ​‌‌‍‌‍‌‍‌‍​ ‌‍​ ‍‌​ ​ ​ ‌​​ ​‌​ ​​​‍‌‌​ ​‍​ ​‍​‍‌‌​ ‌‌‌​‌​​‍ ‍‌ ‌​‌‍‌‌‌ ‍​‌ ‌​​ ‌‍​‍‌‍​‌‌ ​ ‌‍‌‌‌‌‌‌‌ ​‍‌‍ ​​ ‌‌‍‍​‌ ‌​‌ ‌​‌ ​​‌ ​ ​‍‌‌​ ​ ‌​​‌​‍‌‌​ ​‍‌​‌‍​‍‌‌​ ​‍‌​‌‍‌‍​ ‌‍ ‌‌ ​ ​‍ ‍‌‍ ‌‌‍​‌‌‍‍‌‌‍ ‍​‍ ‍​ ​‍​ ​​​ ​‍​ ‌​‌ ​‍‌‍‌‌‌‍‌​‌‍‌‌‌ ​ ‌‍‍‌‌‍‌ ‌‍ ‍​‍ ‍‌ ​‍‌‍‍‌‌ ‌‍‌‍‌‌‌ ​‍‌‍‍ ‌‍‌‌‌‍‌‌‌ ​​‌‍‌‌‌ ​‍​‍ ‍‌‍ ‌ ​‍‌‍‌ ​‍‌‍‌‍‍‌‌‍‌​​ ‌​ ‍​‌‍‌‍​ ‌‌‌‍‌​​ ​‍​ ​‌​ ​‍‌‍‌‍​‍ ‌​ ​​‌‍​‍​ ‍‌​ ​​​‍ ‌​ ‌​‌‍​ ‌‍‌‍​ ‍​​‍ ‌‌‍​‌‌‍‌‍​ ​​​ ​‍​‍ ‌​ ‌​‌‍‌​​ ‌ ​ ​‌‌‍​ ‌‍​ ‌‍​ ​ ​‌‌‍‌‌​ ‍‌​ ‌ ‌‍​‌​‍‌‍‌ ‌​‌ ‍‌‌ ​​‌‍‌‌​ ‌‌‍​‌‌ ​‍‌ ‌​‌‍‍‌‌‍​ ‌‍ ​‌‍‌‌​‍‌‍‌ ​​‌‍​‌‌ ‌​‌‍‍​​ ‌‌‍​ ‌‍ ‌‍ ‍‌ ‌​‌‍‌‌‌‍ ‍‌ ‌​​‍‌‌​ ‌‌‌​​‍‌‌ ‌‍‍ ‌‍‌‌‌ ‍‌​‍‌‌​ ​ ‌​‌​​‍‌‌​ ​ ‌​‌​​‍‌‌​ ​‍​ ​‍​ ​​​ ​ ​ ​ ‌‍‌​‌‍‌‍​ ‍​​ ​ ​ ​‌​ ​ ​ ​ ‌‍‌​‌‍‌‌​‍‌‌​ ​‍​ ​‍​‍‌‌​ ‌‌‌​‌​​‍ ‍‌‍​ ‌‍‍​‌‍‍‌‌‍ ​‌‍‌​‌ ​‍‌‍‌‌‌‍ ‍​‍‌‌​ ‌‌‌​​‍‌‌ ‌‍‍ ‌‍‌‌‌ ‍‌​‍‌‌​ ​ ‌​‌​​‍‌‌​ ​ ‌​‌​​‍‌‌​ ​‍​ ​‍‌‍​ ​ ‌​​ ​ ​ ‍‌​ ​‌‌‍‌‍‌‍‌‍​ ‌‍​ ‍‌​ ​ ​ ‌​​ ​‌​ ​​​‍‌‌​ ​‍​ ​‍​‍‌‌​ ‌‌‌​‌​​‍ ‍‌ ‌​‌‍‌‌‌ ‍​‌ ‌​​‍‌‍‌ ​​‌‍‌‌‌ ​‍‌ ​ ‌ ​​‌‍‌‌‌‍​ ‌ ‌​‌‍‍‌‌ ‌‍‌‍‌‌​ ‌‌ ​​‌ ‌‌‌‍​‍‌‍ ​‌‍‍‌‌ ​ ‌‍‍​‌‍‌‌‌‍‌​​‍​‍‌ ‌ Monday, December 16 ​​​​‌ ‍ ​‍​‍‌‍ ‌ ​‍‌‍‍‌‌‍‌ ‌‍‍‌‌‍ ‍​‍​‍​ ‍‍​‍​‍‌ ​ ‌‍​‌‌‍ ‍‌‍‍‌‌ ‌​‌ ‍‌​‍ ‍‌‍‍‌‌‍ ​‍​‍​‍ ​​‍​‍‌‍‍​‌ ​‍‌‍‌‌‌‍‌‍​‍​‍​ ‍‍​‍​‍‌‍‍​‌ ‌​‌ ‌​‌ ​​‌ ​ ​ ‍‍​‍ ​‍ ‌‍​ ‌‍ ‌‌ ​ ​‍ ‍‌‍ ‌‌‍​‌‌‍‍‌‌‍ ‍​‍ ‍​ ​‍​ ​​​ ​‍​ ‌​‌ ​‍‌‍‌‌‌‍‌​‌‍‌‌‌ ​ ‌‍‍‌‌‍‌ ‌‍ ‍​‍ ‍‌ ​‍‌‍‍‌‌ ‌‍‌‍‌‌‌ ​‍‌‍‍ ‌‍‌‌‌‍‌‌‌ ​​‌‍‌‌‌ ​‍​‍ ‍‌‍ ‌ ​‍‌‍‌ ​‍ ‌‍‍‌‌‍ ‍‌ ‌​‌‍‌‌‌‍ ‍‌ ‌​​‍ ‌‍‌‌‌‍‌​‌‍‍‌‌ ‌​​‍ ‌‍ ‌‌‍ ‌‍‌​‌‍‌‌​ ‌‌ ​​‌ ​‍‌‍‌‌‌ ​ ‌‍‌‌‌‍ ‍‌ ‌​‌‍​‌‌ ‌​‌‍‍‌‌‍ ‌‍ ‍​ ‍ ‌‍‍‌‌‍‌​​ ‌​ ‍​‌‍‌‍​ ‌‌‌‍‌​​ ​‍​ ​‌​ ​‍‌‍‌‍​‍ ‌​ ​​‌‍​‍​ ‍‌​ ​​​‍ ‌​ ‌​‌‍​ ‌‍‌‍​ ‍​​‍ ‌‌‍​‌‌‍‌‍​ ​​​ ​‍​‍ ‌​ ‌​‌‍‌​​ ‌ ​ ​‌‌‍​ ‌‍​ ‌‍​ ​ ​‌‌‍‌‌​ ‍‌​ ‌ ‌‍​‌​ ‍ ‌ ‌​‌ ‍‌‌ ​​‌‍‌‌​ ‌‌‍​‌‌ ​‍‌ ‌​‌‍‍‌‌‍​ ‌‍ ​‌‍‌‌​ ‍ ‌ ​​‌‍​‌‌ ‌​‌‍‍​​ ‌‌‍​ ‌‍ ‌‍ ‍‌ ‌​‌‍‌‌‌‍ ‍‌ ‌​​‍‌‌​ ‌‌‌​​‍‌‌ ‌‍‍ ‌‍‌‌‌ ‍‌​‍‌‌​ ​ ‌​‌​​‍‌‌​ ​ ‌​‌​​‍‌‌​ ​‍​ ​‍​ ​​​ ​ ​ ​ ‌‍‌​‌‍‌‍​ ‍​​ ​ ​ ​‌​ ​ ​ ​ ‌‍‌​‌‍‌‌​‍‌‌​ ​‍​ ​‍​‍‌‌​ ‌‌‌​‌​​‍ ‍‌‍​ ‌‍‍​‌‍‍‌‌‍ ​‌‍‌​‌ ​‍‌‍‌‌‌‍ ‍​‍‌‌​ ‌‌‌​​‍‌‌ ‌‍‍ ‌‍‌‌‌ ‍‌​‍‌‌​ ​ ‌​‌​​‍‌‌​ ​ ‌​‌​​‍‌‌​ ​‍​ ​‍‌‍​ ​ ‌​​ ​ ​ ‍‌​ ​‌‌‍‌‍‌‍‌‍​ ‌‍​ ‍‌​ ​ ​ ‌​​ ​‌​ ​‌​‍‌‌​ ​‍​ ​‍​‍‌‌​ ‌‌‌​‌​​‍ ‍‌ ‌​‌‍‌‌‌ ‍​‌ ‌​​ ‌‍​‍‌‍​‌‌ ​ ‌‍‌‌‌‌‌‌‌ ​‍‌‍ ​​ ‌‌‍‍​‌ ‌​‌ ‌​‌ ​​‌ ​ ​‍‌‌​ ​ ‌​​‌​‍‌‌​ ​‍‌​‌‍​‍‌‌​ ​‍‌​‌‍‌‍​ ‌‍ ‌‌ ​ ​‍ ‍‌‍ ‌‌‍​‌‌‍‍‌‌‍ ‍​‍ ‍​ ​‍​ ​​​ ​‍​ ‌​‌ ​‍‌‍‌‌‌‍‌​‌‍‌‌‌ ​ ‌‍‍‌‌‍‌ ‌‍ ‍​‍ ‍‌ ​‍‌‍‍‌‌ ‌‍‌‍‌‌‌ ​‍‌‍‍ ‌‍‌‌‌‍‌‌‌ ​​‌‍‌‌‌ ​‍​‍ ‍‌‍ ‌ ​‍‌‍‌ ​‍‌‍‌‍‍‌‌‍‌​​ ‌​ ‍​‌‍‌‍​ ‌‌‌‍‌​​ ​‍​ ​‌​ ​‍‌‍‌‍​‍ ‌​ ​​‌‍​‍​ ‍‌​ ​​​‍ ‌​ ‌​‌‍​ ‌‍‌‍​ ‍​​‍ ‌‌‍​‌‌‍‌‍​ ​​​ ​‍​‍ ‌​ ‌​‌‍‌​​ ‌ ​ ​‌‌‍​ ‌‍​ ‌‍​ ​ ​‌‌‍‌‌​ ‍‌​ ‌ ‌‍​‌​‍‌‍‌ ‌​‌ ‍‌‌ ​​‌‍‌‌​ ‌‌‍​‌‌ ​‍‌ ‌​‌‍‍‌‌‍​ ‌‍ ​‌‍‌‌​‍‌‍‌ ​​‌‍​‌‌ ‌​‌‍‍​​ ‌‌‍​ ‌‍ ‌‍ ‍‌ ‌​‌‍‌‌‌‍ ‍‌ ‌​​‍‌‌​ ‌‌‌​​‍‌‌ ‌‍‍ ‌‍‌‌‌ ‍‌​‍‌‌​ ​ ‌​‌​​‍‌‌​ ​ ‌​‌​​‍‌‌​ ​‍​ ​‍​ ​​​ ​ ​ ​ ‌‍‌​‌‍‌‍​ ‍​​ ​ ​ ​‌​ ​ ​ ​ ‌‍‌​‌‍‌‌​‍‌‌​ ​‍​ ​‍​‍‌‌​ ‌‌‌​‌​​‍ ‍‌‍​ ‌‍‍​‌‍‍‌‌‍ ​‌‍‌​‌ ​‍‌‍‌‌‌‍ ‍​‍‌‌​ ‌‌‌​​‍‌‌ ‌‍‍ ‌‍‌‌‌ ‍‌​‍‌‌​ ​ ‌​‌​​‍‌‌​ ​ ‌​‌​​‍‌‌​ ​‍​ ​‍‌‍​ ​ ‌​​ ​ ​ ‍‌​ ​‌‌‍‌‍‌‍‌‍​ ‌‍​ ‍‌​ ​ ​ ‌​​ ​‌​ ​‌​‍‌‌​ ​‍​ ​‍​‍‌‌​ ‌‌‌​‌​​‍ ‍‌ ‌​‌‍‌‌‌ ‍​‌ ‌​​‍‌‍‌ ​​‌‍‌‌‌ ​‍‌ ​ ‌ ​​‌‍‌‌‌‍​ ‌ ‌​‌‍‍‌‌ ‌‍‌‍‌‌​ ‌‌ ​​‌ ‌‌‌‍​‍‌‍ ​‌‍‍‌‌ ​ ‌‍‍​‌‍‌‌‌‍‌​​‍​‍‌ ‌to
discuss potential striped bass
management changes in ocean waters (0-
3 miles from shore), with potential
decisions impacting the Hudson River to
follow.​​​​‌ ‍ ​‍​‍‌‍ ‌ ​‍‌‍‍‌‌‍‌ ‌‍‍‌‌‍ ‍​‍​‍​ ‍‍​‍​‍‌ ​ ‌‍​‌‌‍ ‍‌‍‍‌‌ ‌​‌ ‍‌​‍ ‍‌‍‍‌‌‍ ​‍​‍​‍ ​​‍​‍‌‍‍​‌ ​‍‌‍‌‌‌‍‌‍​‍​‍​ ‍‍​‍​‍‌‍‍​‌ ‌​‌ ‌​‌ ​​‌ ​ ​ ‍‍​‍ ​‍ ‌‍​ ‌‍ ‌‌ ​ ​‍ ‍‌‍ ‌‌‍​‌‌‍‍‌‌‍ ‍​‍ ‍​ ​‍​ ​​​ ​‍​ ‌​‌ ​‍‌‍‌‌‌‍‌​‌‍‌‌‌ ​ ‌‍‍‌‌‍‌ ‌‍ ‍​‍ ‍‌ ​‍‌‍‍‌‌ ‌‍‌‍‌‌‌ ​‍‌‍‍ ‌‍‌‌‌‍‌‌‌ ​​‌‍‌‌‌ ​‍​‍ ‍‌‍ ‌ ​‍‌‍‌ ​‍ ‌‍‍‌‌‍ ‍‌ ‌​‌‍‌‌‌‍ ‍‌ ‌​​‍ ‌‍‌‌‌‍‌​‌‍‍‌‌ ‌​​‍ ‌‍ ‌‌‍ ‌‍‌​‌‍‌‌​ ‌‌ ​​‌ ​‍‌‍‌‌‌ ​ ‌‍‌‌‌‍ ‍‌ ‌​‌‍​‌‌ ‌​‌‍‍‌‌‍ ‌‍ ‍​ ‍ ‌‍‍‌‌‍‌​​ ‌​ ‍​‌‍‌‍​ ‌‌‌‍‌​​ ​‍​ ​‌​ ​‍‌‍‌‍​‍ ‌​ ​​‌‍​‍​ ‍‌​ ​​​‍ ‌​ ‌​‌‍​ ‌‍‌‍​ ‍​​‍ ‌‌‍​‌‌‍‌‍​ ​​​ ​‍​‍ ‌​ ‌​‌‍‌​​ ‌ ​ ​‌‌‍​ ‌‍​ ‌‍​ ​ ​‌‌‍‌‌​ ‍‌​ ‌ ‌‍​‌​ ‍ ‌ ‌​‌ ‍‌‌ ​​‌‍‌‌​ ‌‌‍​‌‌ ​‍‌ ‌​‌‍‍‌‌‍​ ‌‍ ​‌‍‌‌​ ‍ ‌ ​​‌‍​‌‌ ‌​‌‍‍​​ ‌‌‍​ ‌‍ ‌‍ ‍‌ ‌​‌‍‌‌‌‍ ‍‌ ‌​​‍‌‌​ ‌‌‌​​‍‌‌ ‌‍‍ ‌‍‌‌‌ ‍‌​‍‌‌​ ​ ‌​‌​​‍‌‌​ ​ ‌​‌​​‍‌‌​ ​‍​ ​‍​ ​​​ ​ ​ ​ ‌‍‌​‌‍‌‍​ ‍​​ ​ ​ ​‌​ ​ ​ ​ ‌‍‌​‌‍‌‌​‍‌‌​ ​‍​ ​‍​‍‌‌​ ‌‌‌​‌​​‍ ‍‌‍​ ‌‍‍​‌‍‍‌‌‍ ​‌‍‌​‌ ​‍‌‍‌‌‌‍ ‍​‍‌‌​ ‌‌‌​​‍‌‌ ‌‍‍ ‌‍‌‌‌ ‍‌​‍‌‌​ ​ ‌​‌​​‍‌‌​ ​ ‌​‌​​‍‌‌​ ​‍​ ​‍‌‍​ ​ ‌​​ ​ ​ ‍‌​ ​‌‌‍‌‍‌‍‌‍​ ‌‍​ ‍‌​ ​ ​ ‌​​ ​‌​ ​‍​‍‌‌​ ​‍​ ​‍​‍‌‌​ ‌‌‌​‌​​‍ ‍‌ ‌​‌‍‌‌‌ ‍​‌ ‌​​ ‌‍​‍‌‍​‌‌ ​ ‌‍‌‌‌‌‌‌‌ ​‍‌‍ ​​ ‌‌‍‍​‌ ‌​‌ ‌​‌ ​​‌ ​ ​‍‌‌​ ​ ‌​​‌​‍‌‌​ ​‍‌​‌‍​‍‌‌​ ​‍‌​‌‍‌‍​ ‌‍ ‌‌ ​ ​‍ ‍‌‍ ‌‌‍​‌‌‍‍‌‌‍ ‍​‍ ‍​ ​‍​ ​​​ ​‍​ ‌​‌ ​‍‌‍‌‌‌‍‌​‌‍‌‌‌ ​ ‌‍‍‌‌‍‌ ‌‍ ‍​‍ ‍‌ ​‍‌‍‍‌‌ ‌‍‌‍‌‌‌ ​‍‌‍‍ ‌‍‌‌‌‍‌‌‌ ​​‌‍‌‌‌ ​‍​‍ ‍‌‍ ‌ ​‍‌‍‌ ​‍‌‍‌‍‍‌‌‍‌​​ ‌​ ‍​‌‍‌‍​ ‌‌‌‍‌​​ ​‍​ ​‌​ ​‍‌‍‌‍​‍ ‌​ ​​‌‍​‍​ ‍‌​ ​​​‍ ‌​ ‌​‌‍​ ‌‍‌‍​ ‍​​‍ ‌‌‍​‌‌‍‌‍​ ​​​ ​‍​‍ ‌​ ‌​‌‍‌​​ ‌ ​ ​‌‌‍​ ‌‍​ ‌‍​ ​ ​‌‌‍‌‌​ ‍‌​ ‌ ‌‍​‌​‍‌‍‌ ‌​‌ ‍‌‌ ​​‌‍‌‌​ ‌‌‍​‌‌ ​‍‌ ‌​‌‍‍‌‌‍​ ‌‍ ​‌‍‌‌​‍‌‍‌ ​​‌‍​‌‌ ‌​‌‍‍​​ ‌‌‍​ ‌‍ ‌‍ ‍‌ ‌​‌‍‌‌‌‍ ‍‌ ‌​​‍‌‌​ ‌‌‌​​‍‌‌ ‌‍‍ ‌‍‌‌‌ ‍‌​‍‌‌​ ​ ‌​‌​​‍‌‌​ ​ ‌​‌​​‍‌‌​ ​‍​ ​‍​ ​​​ ​ ​ ​ ‌‍‌​‌‍‌‍​ ‍​​ ​ ​ ​‌​ ​ ​ ​ ‌‍‌​‌‍‌‌​‍‌‌​ ​‍​ ​‍​‍‌‌​ ‌‌‌​‌​​‍ ‍‌‍​ ‌‍‍​‌‍‍‌‌‍ ​‌‍‌​‌ ​‍‌‍‌‌‌‍ ‍​‍‌‌​ ‌‌‌​​‍‌‌ ‌‍‍ ‌‍‌‌‌ ‍‌​‍‌‌​ ​ ‌​‌​​‍‌‌​ ​ ‌​‌​​‍‌‌​ ​‍​ ​‍‌‍​ ​ ‌​​ ​ ​ ‍‌​ ​‌‌‍‌‍‌‍‌‍​ ‌‍​ ‍‌​ ​ ​ ‌​​ ​‌​ ​‍​‍‌‌​ ​‍​ ​‍​‍‌‌​ ‌‌‌​‌​​‍ ‍‌ ‌​‌‍‌‌‌ ‍​‌ ‌​​‍‌‍‌ ​​‌‍‌‌‌ ​‍‌ ​ ‌ ​​‌‍‌‌‌‍​ ‌ ‌​‌‍‍‌‌ ‌‍‌‍‌‌​ ‌‌ ​​‌ ‌‌‌‍​‍‌‍ ​‌‍‍‌‌ ​ ‌‍‍​‌‍‌‌‌‍‌​​‍​‍‌ ‌
Related campaigns